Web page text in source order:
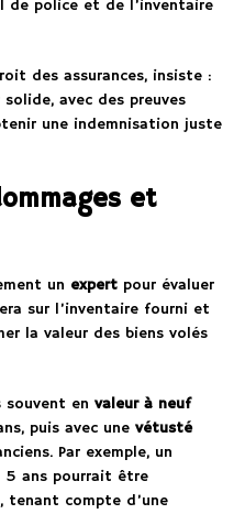
de police et de l’inventaire
des assurances, insiste :
avec des preuves
une indemnisation juste
et
un expert pour évaluer
sur l’inventaire fourni et
la valeur des biens volés
souvent en valeur à neuf
puis avec une vétusté
Par exemple, un
5 ans pourrait être
tenant compte d’une